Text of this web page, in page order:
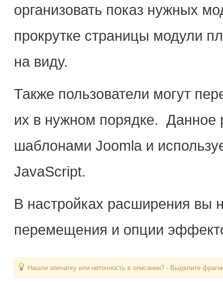
организовать показ нужных
прокрутке страницы модули
на виду.
Также пользователи могут
их в нужном порядке. Данное
шаблонами Joomla и
JavaScript.
В настройках расширения вы
перемещения и опции
Нашли опечатку или неточность в описании? - Выделите